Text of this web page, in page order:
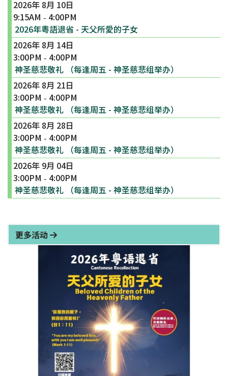
2026年 8月 10日
9:15AM - 4:00PM
2026年粵語退省 - 天父所愛的子女
2026年 8月 14日
3:00PM - 4:00PM
神圣慈悲敬礼 （每逢周五 - 神圣慈悲组举办）
2026年 8月 21日
3:00PM - 4:00PM
神圣慈悲敬礼 （每逢周五 - 神圣慈悲组举办）
2026年 8月 28日
3:00PM - 4:00PM
神圣慈悲敬礼 （每逢周五 - 神圣慈悲组举办）
2026年 9月 04日
3:00PM - 4:00PM
神圣慈悲敬礼 （每逢周五 - 神圣慈悲组举办）
更多活动